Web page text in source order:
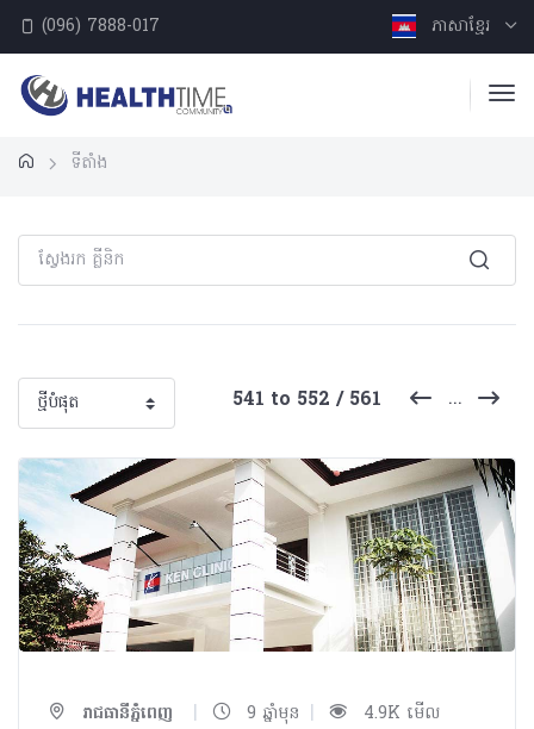
(096) 7888-017 ភាសាខ្មែរ
ទីតាំង
541 to 552 / 561 ...
រាជធានីភ្នំពេញ | 9 ឆ្នាំមុន | 4.9K មើល